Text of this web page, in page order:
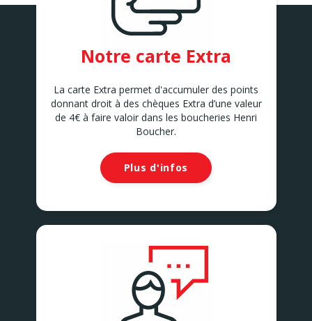
Notre carte Extra
La carte Extra permet d'accumuler des points
donnant droit à des chèques Extra d’une valeur
de 4€ à faire valoir dans les boucheries Henri
Boucher.
Plus d'infos